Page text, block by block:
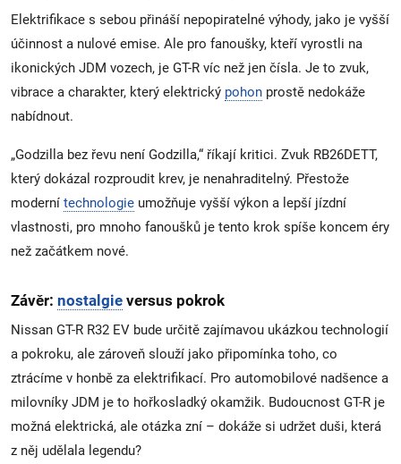
Elektrifikace s sebou přináší nepopiratelné výhody, jako je vyšší
účinnost a nulové emise. Ale pro fanoušky, kteří vyrostli na
ikonických JDM vozech, je GT-R víc než jen čísla. Je to zvuk,
vibrace a charakter, který elektrický pohon prostě nedokáže
nabídnout.
„Godzilla bez řevu není Godzilla,“ říkají kritici. Zvuk RB26DETT,
který dokázal rozproudit krev, je nenahraditelný. Přestože
moderní technologie umožňuje vyšší výkon a lepší jízdní
vlastnosti, pro mnoho fanoušků je tento krok spíše koncem éry
než začátkem nové.
Závěr: nostalgie versus pokrok
Nissan GT-R R32 EV bude určitě zajímavou ukázkou technologií
a pokroku, ale zároveň slouží jako připomínka toho, co
ztrácíme v honbě za elektrifikací. Pro automobilové nadšence a
milovníky JDM je to hořkosladký okamžik. Budoucnost GT-R je
možná elektrická, ale otázka zní – dokáže si udržet duši, která
z něj udělala legendu?